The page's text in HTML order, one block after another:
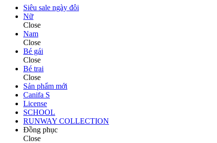
Siêu sale ngày đôi
Nữ
Close
Nam
Close
Bé gái
Close
Bé trai
Close
Sản phẩm mới
Canifa S
License
SCHOOL
RUNWAY COLLECTION
Đồng phục
Close